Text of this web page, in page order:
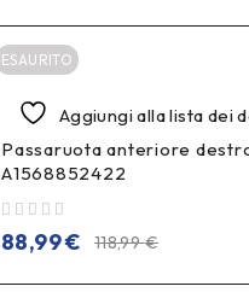
ESAURITO
Aggiungi alla lista dei
Passaruota anteriore
A1568852422
118,99€
88,99€